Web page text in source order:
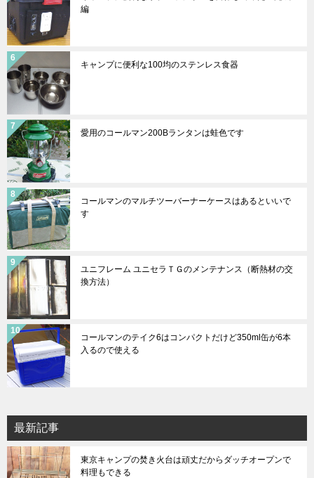
編
キャンプに便利な100均のステンレス食器
愛用のコールマン200Bランタンは蛙色です
コールマンのマルチツーバーナーケースはあるといいで
す
ユニフレーム ユニセラＴＧのメンテナンス（断熱材の交
換方法）
コールマンのテイク6はコンパクトだけど350ml缶が6本
入るので使える
最新記事
東京キャンプの焚き火台は頑丈だからダッチオープンで
料理もできる